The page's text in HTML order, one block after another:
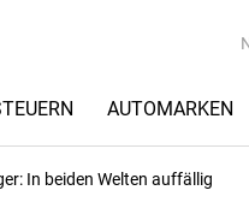
AUTOMARKEN
In beiden Welten auffällig